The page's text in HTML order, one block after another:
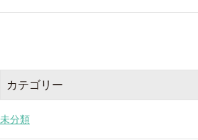
カテゴリー
未分類